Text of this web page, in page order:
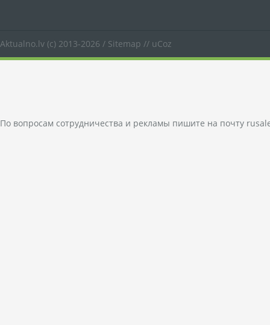
Aktualno.lv (c) 2013-2026 / Sitemap // uCoz
По вопросам сотрудничества и рекламы пишите на почту